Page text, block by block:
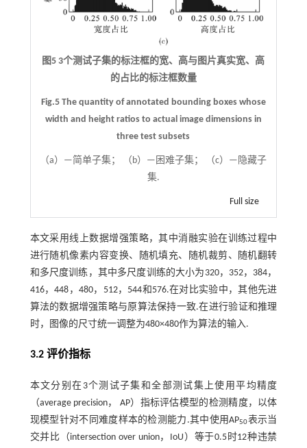
图5 3个测试子集的标注框的宽、高与图片真实宽、高
的占比的标注框数量
Fig.5 The quantity of annotated bounding boxes whose
width and height ratios to actual image dimensions in
three test subsets
（a）—简单子集； （b）—困难子集； （c）—隐藏子
集.
Full size
本文采用线上数据增强策略，其中消融实验在训练过程中
进行随机像素内容变换、随机填充、随机裁剪、随机翻转
和多尺度训练，其中多尺度训练的大小为320，352，384，
416，448，480，512，544和576.在对比实验中，其他先进
算法的数据增强策略与原算法保持一致.在进行验证和推理
时，图像的尺寸统一调整为480×480作为算法的输入.
3.2 评价指标
本文分别在3个测试子集和全部测试集上使用平均精度
（average precision， AP）指标评估模型的检测精度，以体
现模型针对不同难度样本的检测能力.其中使用AP50表示当
交并比（intersection over union，IoU）等于0.5时12种违禁